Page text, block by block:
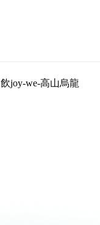
飲joy-we-高山烏龍